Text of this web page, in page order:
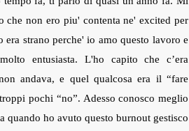
che non ero piu' contenta ne' excited per
era strano perche' io amo questo lavoro e
entusiasta. L'ho capito che c’era
andava, e quel qualcosa era il “fare
pochi “no”. Adesso conosco meglio
quando ho avuto questo burnout gestisco